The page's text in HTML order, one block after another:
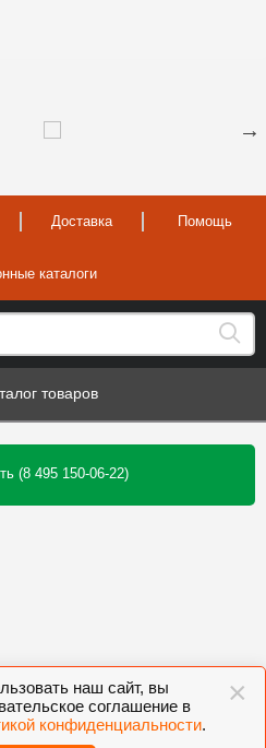
×
наш сайт, вы
соглашение в
конфиденциальности.
Доставка Помощь
каталоги
товаров
(8 495 150-06-22)
VIBO, KESSEBOHMER, VOLPATO,